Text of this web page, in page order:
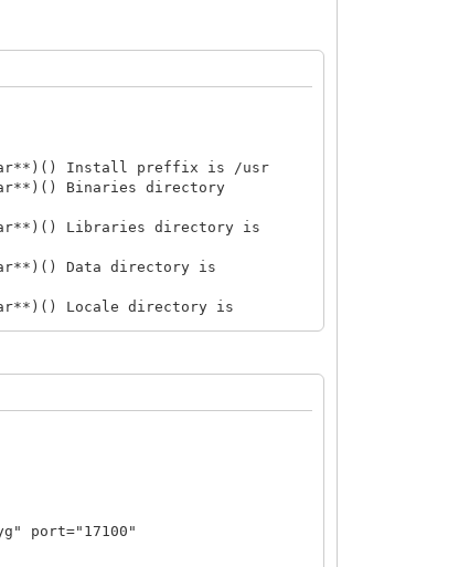
char**)() Install preffix is /usr
Binaries directory
Libraries directory is
Data directory is
Locale directory is
check failed: hash == NULL
States
IOBASE
port="17100"